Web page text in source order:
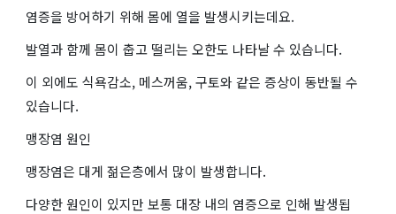
염증을 방어하기 위해 몸에 열을 발생시키는데요.
발열과 함께 몸이 춥고 떨리는 오한도 나타날 수 있습니다.
이 외에도 식욕감소, 메스꺼움, 구토와 같은 증상이 동반될 수
있습니다.
맹장염 원인
맹장염은 대게 젊은층에서 많이 발생합니다.
다양한 원인이 있지만 보통 대장 내의 염증으로 인해 발생됩